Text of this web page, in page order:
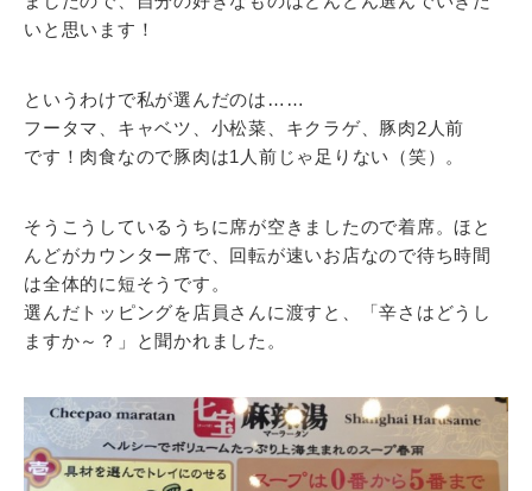
いと思います！
というわけで私が選んだのは……
フータマ、キャベツ、小松菜、キクラゲ、豚肉2人前
です！肉食なので豚肉は1人前じゃ足りない（笑）。
そうこうしているうちに席が空きましたので着席。ほと
んどがカウンター席で、回転が速いお店なので待ち時間
は全体的に短そうです。
選んだトッピングを店員さんに渡すと、「辛さはどうし
ますか～？」と聞かれました。